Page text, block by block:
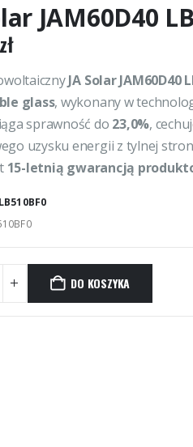
JAM60D40
zł
JA Solar JAM60D40
glass, wykonany w
sprawność do 23,0%,
uzysku energii z tylnej
15-letnią gwarancją
DO KOSZYKA